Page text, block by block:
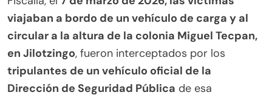
viajaban a bordo de un vehículo de carga y al
circular a la altura de la colonia Miguel Tecpan,
en Jilotzingo, fueron interceptados por los
tripulantes de un vehículo oficial de la
Dirección de Seguridad Pública de esa